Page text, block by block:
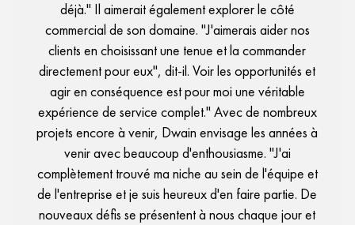
déjà." Il aimerait également explorer le côté
commercial de son domaine. "J'aimerais aider nos
clients en choisissant une tenue et la commander
directement pour eux", dit-il. Voir les opportunités et
agir en conséquence est pour moi une véritable
expérience de service complet." Avec de nombreux
projets encore à venir, Dwain envisage les années à
venir avec beaucoup d'enthousiasme. "J'ai
complètement trouvé ma niche au sein de l'équipe et
de l'entreprise et je suis heureux d'en faire partie. De
nouveaux défis se présentent à nous chaque jour et